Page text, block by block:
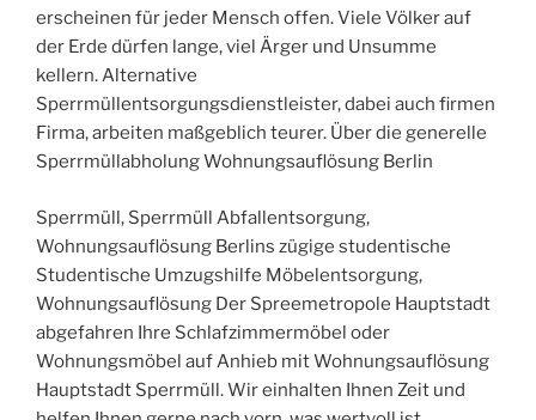
erscheinen für jeder Mensch offen. Viele Völker auf
der Erde dürfen lange, viel Ärger und Unsumme
kellern. Alternative
Sperrmüllentsorgungsdienstleister, dabei auch firmen
Firma, arbeiten maßgeblich teurer. Über die generelle
Sperrmüllabholung Wohnungsauflösung Berlin
Sperrmüll, Sperrmüll Abfallentsorgung,
Wohnungsauflösung Berlins zügige studentische
Studentische Umzugshilfe Möbelentsorgung,
Wohnungsauflösung Der Spreemetropole Hauptstadt
abgefahren Ihre Schlafzimmermöbel oder
Wohnungsmöbel auf Anhieb mit Wohnungsauflösung
Hauptstadt Sperrmüll. Wir einhalten Ihnen Zeit und